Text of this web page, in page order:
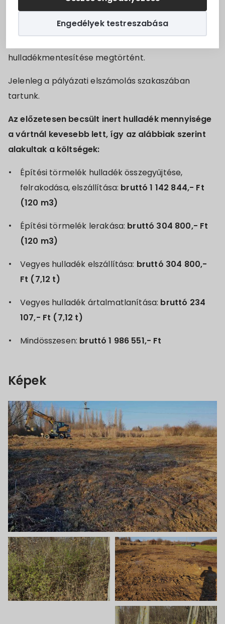
Engedélyek testreszabása
Turizmus
Választási információk
Választási szervek
Választási ügyintézés
2024. évi általános
projekt keretein belül nyert 3 000 000,- forint
támogatást. A munkák határidőre elkészültek (2021.
hulladékmentesítése megtörtént.
Jelenleg a pályázati elszámolás szakaszában
tartunk.
Az előzetesen becsült inert hulladék mennyisége
a vártnál kevesebb lett, így az alábbiak szerint
alakultak a költségek:
Építési törmelék hulladék összegyűjtése,
felrakodása, elszállítása: bruttó 1 142 844,- Ft
(120 m3)
Építési törmelék lerakása: bruttó 304 800,- Ft
(120 m3)
Vegyes hulladék elszállítása: bruttó 304 800,-
Ft (7,12 t)
Vegyes hulladék ártalmatlanítása: bruttó 234
107,- Ft (7,12 t)
Mindösszesen: bruttó 1 986 551,- Ft
Képek